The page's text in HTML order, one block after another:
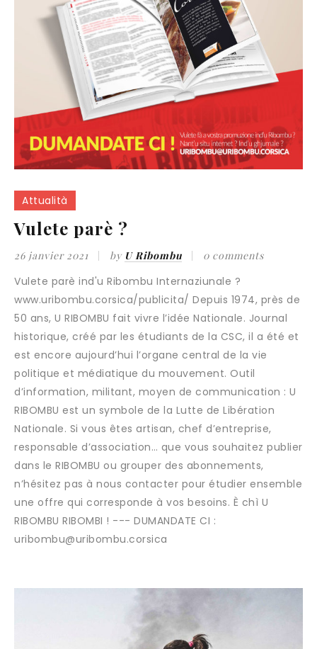
Attualità
Vulete parè ?
26 janvier 2021 by U Ribombu 0 comments
Vulete parè ind'u Ribombu Internaziunale ?
www.uribombu.corsica/publicita/ Depuis 1974, près de
50 ans, U RIBOMBU fait vivre l’idée Nationale. Journal
historique, créé par les étudiants de la CSC, il a été et
est encore aujourd’hui l’organe central de la vie
politique et médiatique du mouvement. Outil
d’information, militant, moyen de communication : U
RIBOMBU est un symbole de la Lutte de Libération
Nationale. Si vous êtes artisan, chef d’entreprise,
responsable d’association… que vous souhaitez publier
dans le RIBOMBU ou grouper des abonnements,
n’hésitez pas à nous contacter pour étudier ensemble
une offre qui corresponde à vos besoins. È chì U
RIBOMBU RIBOMBI ! --- DUMANDATE CI :
uribombu@uribombu.corsica